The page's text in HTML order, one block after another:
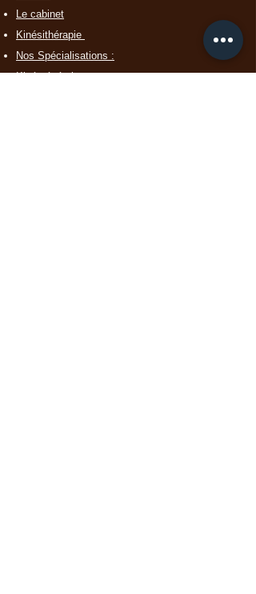
Le cabinet
Kinésithérapie
Nos Spécialisations :
Kiné générale​